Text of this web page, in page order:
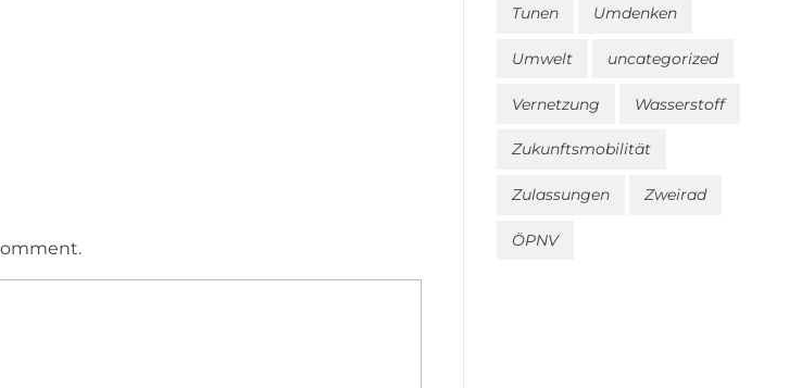
Tunen Umdenken
Umwelt uncategorized
Vernetzung Wasserstoff
Zukunftsmobilität
Zulassungen Zweirad
ÖPNV